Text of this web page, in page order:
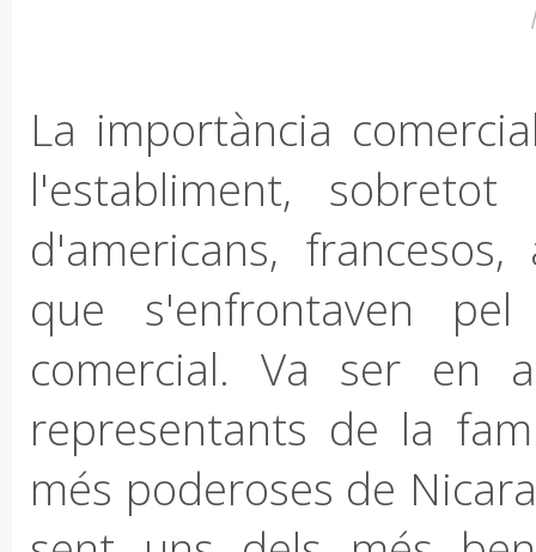
La importància
l'establiment,
d'americans,
que s'enfrontaven
comercial. Va ser en
representants de la
més poderoses de